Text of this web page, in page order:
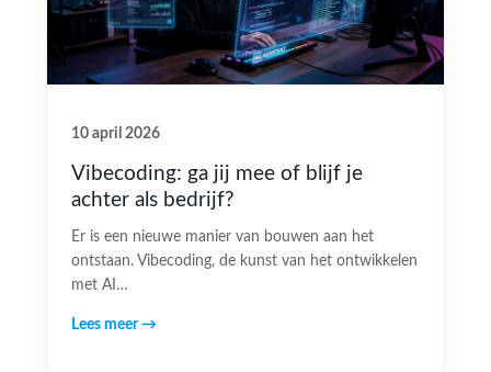
10 april 2026
Vibecoding: ga jij mee of blijf je
achter als bedrijf?
Er is een nieuwe manier van bouwen aan het
ontstaan. Vibecoding, de kunst van het ontwikkelen
met AI…
Lees meer →